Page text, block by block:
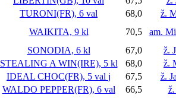
TURONI(FR), 6 val 68,0
ž.
WAIKITA, 9 kl 70,5
am.
SONODIA, 6 kl 67,0
ž.
STEALING A WIN(IRE), 5 kl 68,0
ž.
IDEAL CHOC(FR), 5 val j 67,5
ž.
WALDO PEPPER(FR), 6 val 66,5